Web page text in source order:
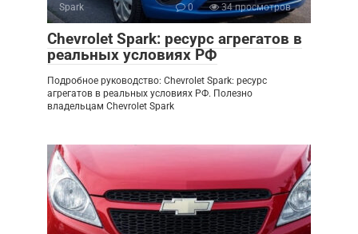
Spark 0 34 просмотров
Chevrolet Spark: ресурс агрегатов в
реальных условиях РФ
Подробное руководство: Chevrolet Spark: ресурс
агрегатов в реальных условиях РФ. Полезно
владельцам Chevrolet Spark